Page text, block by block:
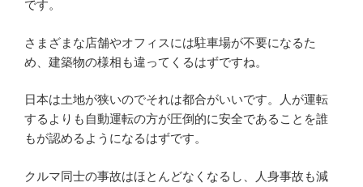
です。
さまざまな店舗やオフィスには駐車場が不要になるた
め、建築物の様相も違ってくるはずですね。
日本は土地が狭いのでそれは都合がいいです。人が運転
するよりも自動運転の方が圧倒的に安全であることを誰
もが認めるようになるはずです。
クルマ同士の事故はほとんどなくなるし、人身事故も減